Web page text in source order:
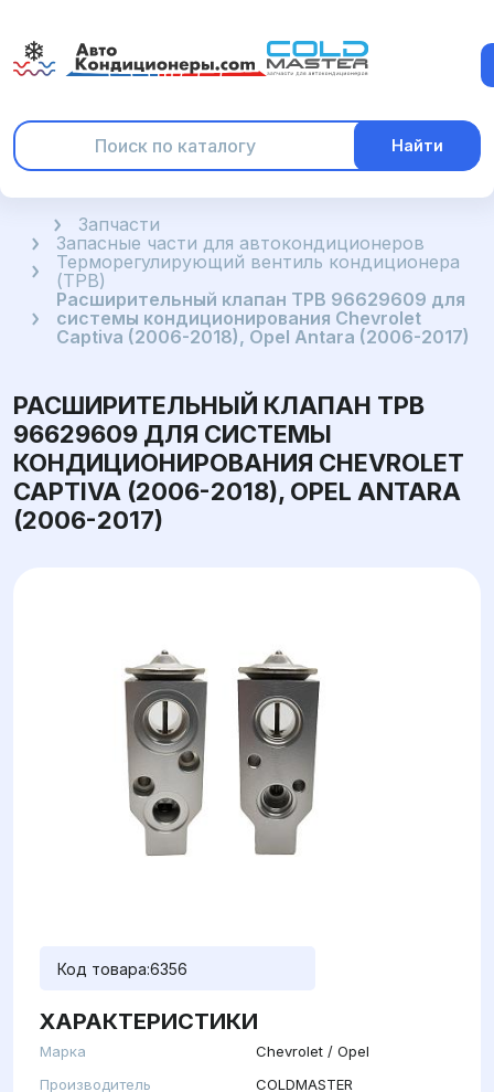
Найти
ГлавнаяЗапчасти
Запасные части для автокондиционеров
Терморегулирующий вентиль кондиционера
(ТРВ)
Расширительный клапан ТРВ 96629609 для
системы кондиционирования Chevrolet
Captiva (2006-2018), Opel Antara (2006-2017)
РАСШИРИТЕЛЬНЫЙ КЛАПАН ТРВ
96629609 ДЛЯ СИСТЕМЫ
КОНДИЦИОНИРОВАНИЯ CHEVROLET
CAPTIVA (2006-2018), OPEL ANTARA
(2006-2017)
Код товара:6356
ХАРАКТЕРИСТИКИ
Марка
Chevrolet / Opel
Производитель
COLDMASTER